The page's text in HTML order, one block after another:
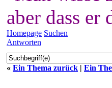
aber dass er
Homepage Suchen
Antworten
« Ein Thema zurück | Ein